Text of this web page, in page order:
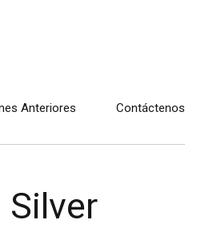
Anteriores Contáctenos